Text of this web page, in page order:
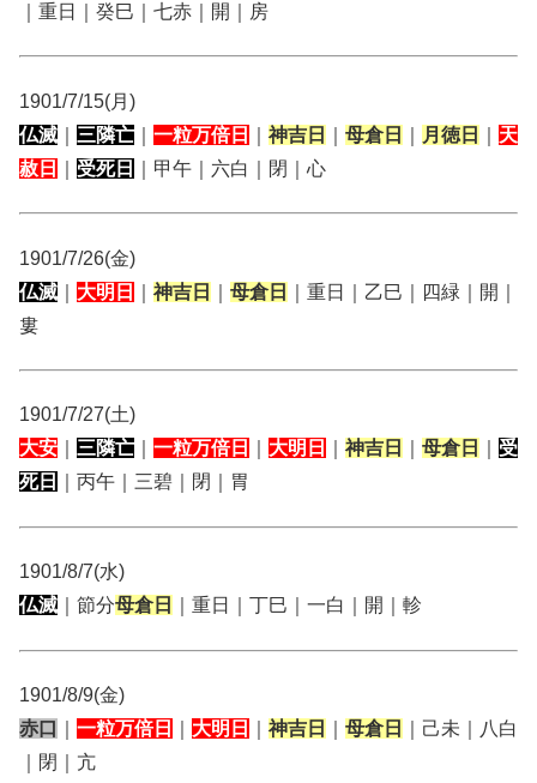
｜重日｜癸巳｜七赤｜開｜房
1901/7/15(月)
仏滅
三隣亡 一粒万倍日 神吉日 母倉日 月徳日
天
赦日
受死日 ｜甲午｜六白｜閉｜心
1901/7/26(金)
仏滅
大明日 神吉日 母倉日
｜重日｜乙巳｜四緑｜開｜
婁
1901/7/27(土)
大安
三隣亡 一粒万倍日 大明日 神吉日 母倉日
受
死日
｜丙午｜三碧｜閉｜胃
1901/8/7(水)
仏滅 ｜節分母倉日 ｜重日｜丁巳｜一白｜開｜軫
1901/8/9(金)
赤口
一粒万倍日 大明日 神吉日 母倉日
｜己未｜八白
｜閉｜亢